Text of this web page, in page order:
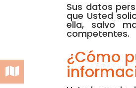
Sus datos
que Usted
ella, salvo
competentes.
¿Cómo